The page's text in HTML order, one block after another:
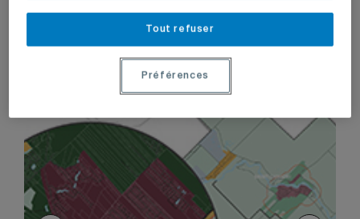
Tout refuser
Préférences